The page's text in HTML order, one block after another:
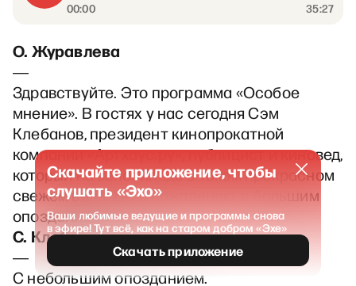
00:00 35:27
О. Журавлева
―
Здравствуйте. Это программа «Особое
мнение». В гостях у нас сегодня Сэм
Клебанов, президент кинопрокатной
компании «Артхаус.ру», публицист и киновед,
который на велосипеде в таком прекрасном
свежем виде. Но, к сожалению, с большим
опозданием приехал.
С. Клебанов
―
С небольшим опозданием.
Скачайте приложение, чтобы
слушать «Эхо»
Ваши любимые ведущие и программы снова
в эфире! Тут всё, как на старом добром «Эхе»
Скачать приложение